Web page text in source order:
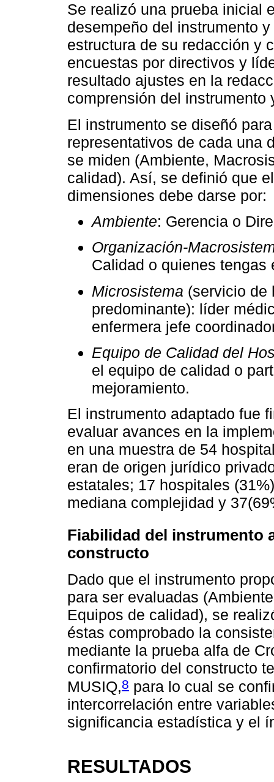
Se realizó una prueba inicial
desempeño del instrumento
estructura de su redacción y
encuestas por directivos y
resultado ajustes en la
comprensión del instrumento
El instrumento se diseñó
representativos de cada una
se miden (Ambiente,
calidad). Así, se definió que
dimensiones debe darse por:
Ambiente: Gerencia o
Organización-
Calidad o quienes tengas
Microsistema (servicio de
predominante): líder
enfermera jefe
Equipo de Calidad del
el equipo de calidad o
mejoramiento.
El instrumento adaptado fue
evaluar avances en la
en una muestra de 54
eran de origen jurídico
estatales; 17 hospitales
mediana complejidad y
Fiabilidad del instrumento
constructo
Dado que el instrumento
para ser evaluadas
Equipos de calidad), se
éstas comprobado la
mediante la prueba alfa de
confirmatorio del constructo
MUSIQ,8 para lo cual se
intercorrelación entre
significancia estadística y el
RESULTADOS